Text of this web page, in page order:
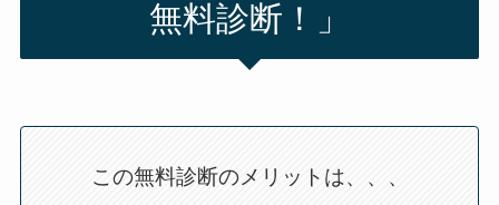
無料診断！」
この無料診断のメリットは、、、